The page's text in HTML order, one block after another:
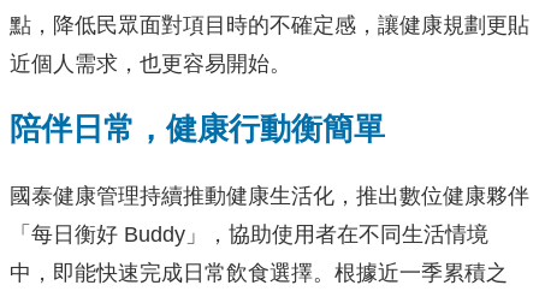
點，降低民眾面對項目時的不確定感，讓健康規劃更貼
近個人需求，也更容易開始。
陪伴日常，健康行動衡簡單
國泰健康管理持續推動健康生活化，推出數位健康夥伴
「每日衡好 Buddy」，協助使用者在不同生活情境
中，即能快速完成日常飲食選擇。根據近一季累積之